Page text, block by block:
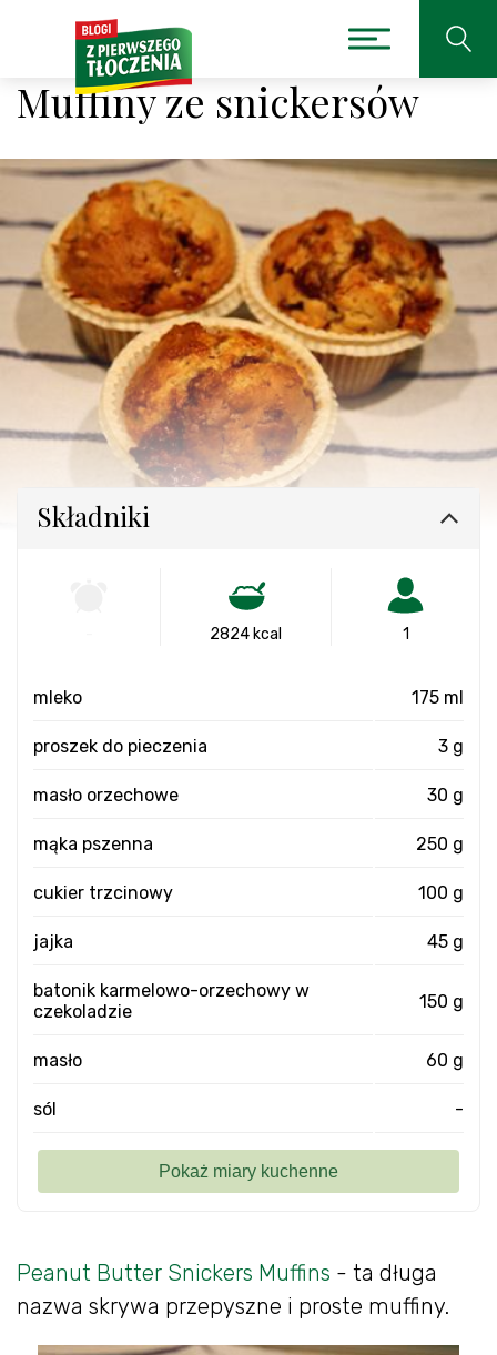
Muffiny ze snickersów
Peanut Butter Snickers Muffins - ta długa
nazwa skrywa przepyszne i proste muffiny.
Składniki
2824 kcal 1
mleko 175 ml
proszek do pieczenia 3 g
masło orzechowe 30 g
mąka pszenna 250 g
cukier trzcinowy 100 g
jajka 45 g
batonik karmelowo-orzechowy w
czekoladzie
150 g
masło 60 g
sól -